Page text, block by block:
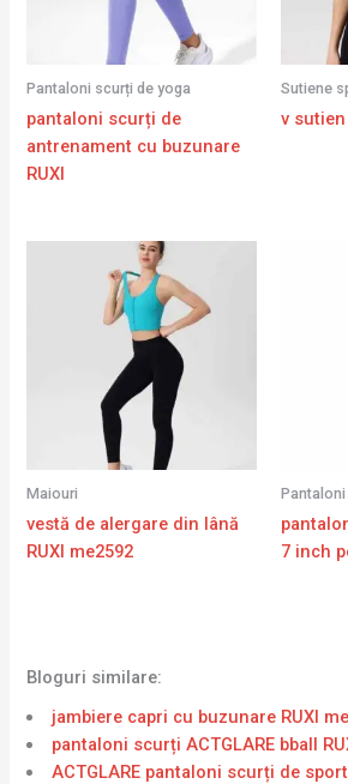
Pantaloni scurți de yoga
pantaloni scurți de
antrenament cu buzunare
RUXI
Sutiene
v sutien
Maiouri
vestă de alergare din lână
RUXI me2592
7 inch
Bloguri similare:
jambiere capri cu buzunare RUXI
pantaloni scurți ACTGLARE bball
ACTGLARE pantaloni scurți de